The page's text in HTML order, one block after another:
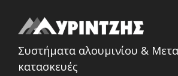
Συστήματα αλουμινίου &
κατασκευές